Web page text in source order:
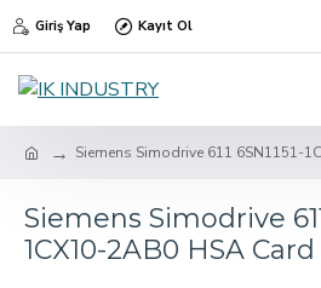
Giriş Yap Kayıt Ol
Siemens Simodrive 611 6SN1151-
Siemens Simodrive 611
1CX10-2AB0 HSA Card